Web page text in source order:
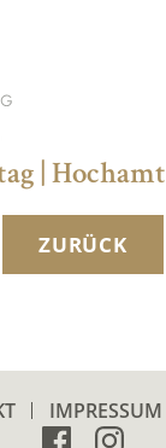
| Hochamt
ZURÜCK
IMPRESSUM